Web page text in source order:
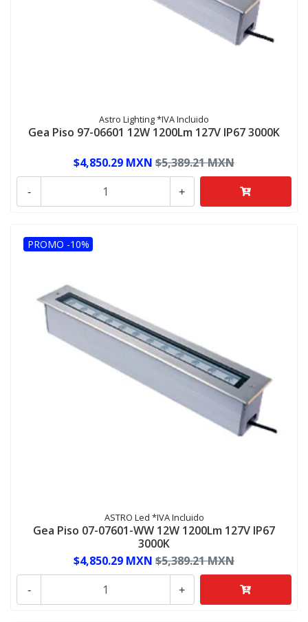
Astro Lighting *IVA Incluido
Gea Piso 97-06601 12W 1200Lm 127V IP67 3000K
$4,850.29 MXN $5,389.21 MXN
+
-
PROMO -10%
ASTRO Led *IVA Incluido
Gea Piso 07-07601-WW 12W 1200Lm 127V IP67
3000K
$4,850.29 MXN $5,389.21 MXN
+
-